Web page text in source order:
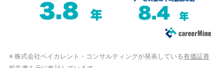
※ 株式会社ベイカレント・コンサルティングが発表している有価証券